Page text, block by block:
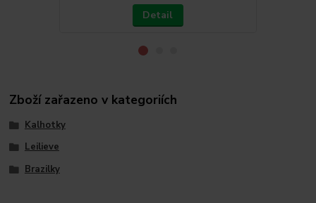
Detail
Zboží zařazeno v kategoriích
Kalhotky
Leilieve
Brazilky